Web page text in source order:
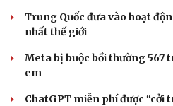
Trung Quốc đưa vào hoạt
nhất thế giới
Meta bị buộc bồi thường 567
em
ChatGPT miễn phí được “cởi